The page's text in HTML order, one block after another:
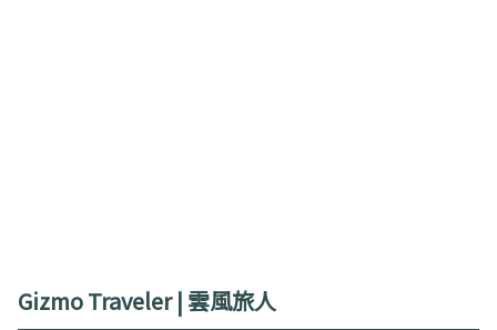
Gizmo Traveler | 雲風旅人